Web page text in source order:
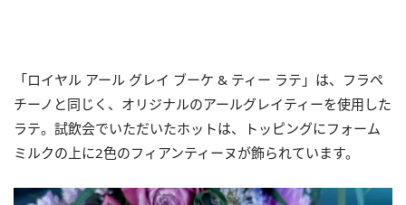
「ロイヤル アール グレイ ブーケ & ティー ラテ」は、フラペ
チーノと同じく、オリジナルのアールグレイティーを使用した
ラテ。試飲会でいただいたホットは、トッピングにフォーム
ミルクの上に2色のフィアンティーヌが飾られています。